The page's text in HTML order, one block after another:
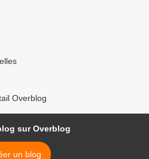
Overblog
sur Overblog
un blog